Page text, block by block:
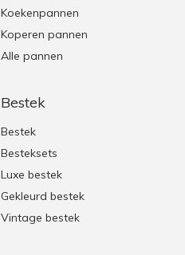
Koekenpannen
Koperen pannen
Alle pannen
Bestek
Bestek
Besteksets
Luxe bestek
Gekleurd bestek
Vintage bestek